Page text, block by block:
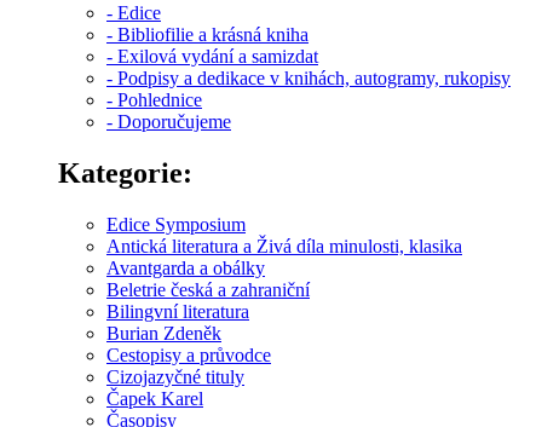
- Edice
- Bibliofilie a krásná kniha
- Exilová vydání a samizdat
- Podpisy a dedikace v knihách, autogramy, rukopisy
- Pohlednice
- Doporučujeme
Kategorie:
Edice Symposium
Antická literatura a Živá díla minulosti, klasika
Avantgarda a obálky
Beletrie česká a zahraniční
Bilingvní literatura
Burian Zdeněk
Cestopisy a průvodce
Cizojazyčné tituly
Čapek Karel
Časopisy